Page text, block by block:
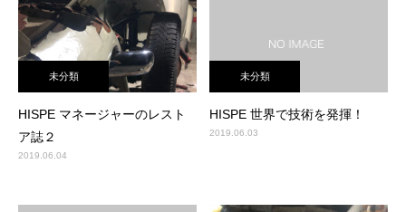
未分類
HISPE マネージャーのレスト
ア誌２
2019.06.04
未分類
HISPE 世界で技術を発揮！
2019.06.03